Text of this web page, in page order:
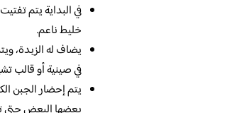
في البداية يتم
خليط ناعم.
يضاف له الزبدة،
في صينية أو قالب
يتم إحضار الجبن